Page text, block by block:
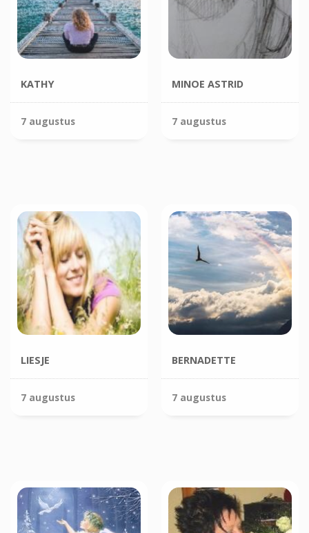
KATHY
7 augustus
MINOE ASTRID
7 augustus
LIESJE
7 augustus
BERNADETTE
7 augustus